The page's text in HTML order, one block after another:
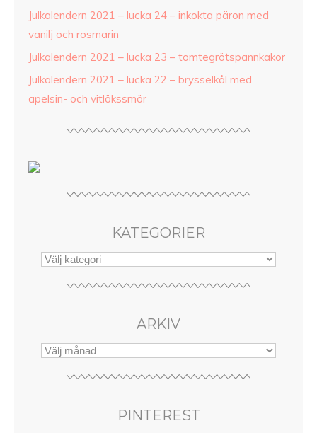
Julkalendern 2021 – lucka 24 – inkokta päron med
vanilj och rosmarin
Julkalendern 2021 – lucka 23 – tomtegrötspannkakor
Julkalendern 2021 – lucka 22 – brysselkål med
apelsin- och vitlökssmör
KATEGORIER
ARKIV
PINTEREST